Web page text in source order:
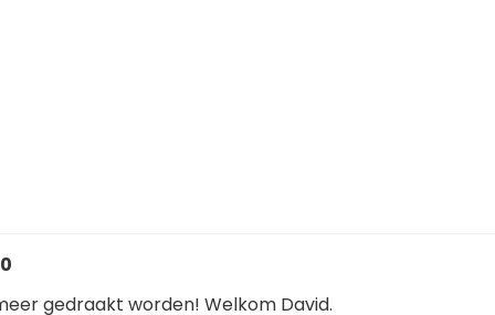
gedraakt worden! Welkom David.